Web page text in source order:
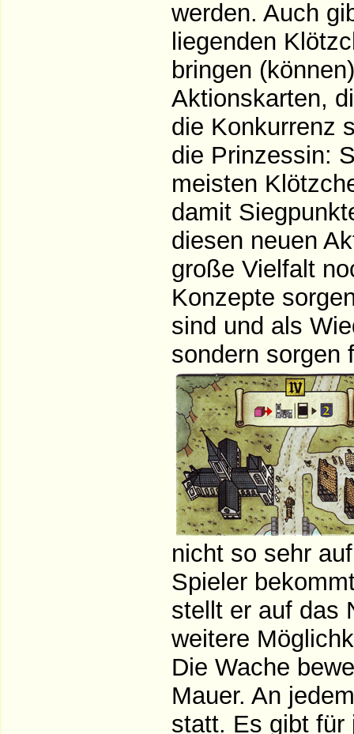
werden. Auch
liegenden
bringen
Aktionskarten,
die Konkurrenz
die Prinzessin:
meisten
damit
diesen neuen
große Vielfalt
Konzepte
sind und als
sondern sorgen
nicht so sehr
Spieler
stellt er auf das
weitere
Die Wache
Mauer. An
statt. Es gibt für